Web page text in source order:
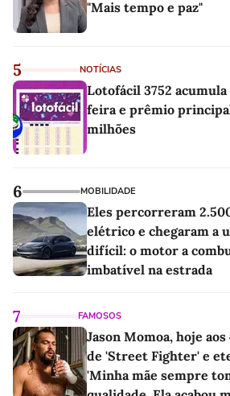
"Mais tempo e paz"
5 NOTÍCIAS
Lotofácil 3752
feira e prêmio
milhões
6 MOBILIDADE
Eles percorreram
elétrico e chegaram a
difícil: o motor a
imbatível na estrada
7 FAMOSOS
Jason Momoa, hoje
de 'Street Fighter' e
'Minha mãe sempre